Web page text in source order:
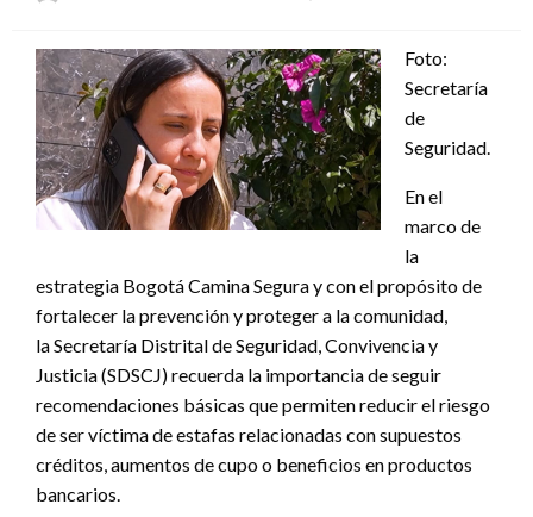
Foto:
Secretaría
de
Seguridad.
En el
marco de
la
estrategia Bogotá Camina Segura y con el propósito de
fortalecer la prevención y proteger a la comunidad,
la Secretaría Distrital de Seguridad, Convivencia y
Justicia (SDSCJ) recuerda la importancia de seguir
recomendaciones básicas que permiten reducir el riesgo
de ser víctima de estafas relacionadas con supuestos
créditos, aumentos de cupo o beneficios en productos
bancarios.